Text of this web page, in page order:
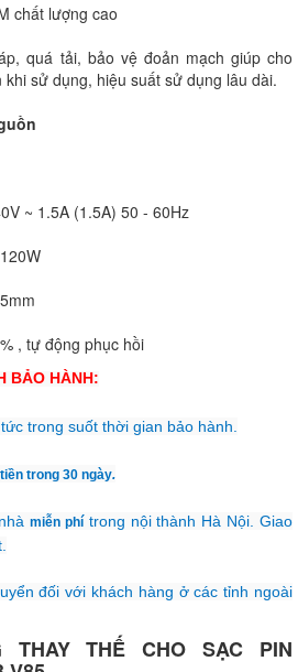
chất lượng cao
quá tải, bảo vệ đoản mạch giúp cho
sử dụng, hiệu suất sử dụng lâu dài.
~ 1.5A (1.5A) 50 - 60Hz
, tự động phục hồi
BẢO HÀNH:
trong suốt thời gian bảo hành.
trong 30 ngày.
miễn phítrong nội thành Hà Nội. Giao
đối với khách hàng ở các tỉnh ngoài
THAY THẾ CHO SẠC PIN